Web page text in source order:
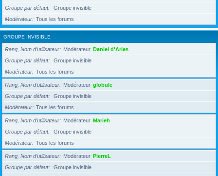
Groupe par défaut
Groupe invisible
Modérateur
Tous les forums
GROUPE INVISIBLE
Rang, Nom d’utilisateur Modérateur Daniel d'Arles
Groupe par défaut
Groupe invisible
Modérateur
Tous les forums
Rang, Nom d’utilisateur Modérateur globule
Groupe par défaut
Groupe invisible
Modérateur
Tous les forums
Rang, Nom d’utilisateur Modérateur Marieh
Groupe par défaut
Groupe invisible
Modérateur
Tous les forums
Rang, Nom d’utilisateur Modérateur PierreL
Groupe par défaut
Groupe invisible